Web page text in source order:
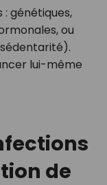
génétiques,
ou
lui-même
de